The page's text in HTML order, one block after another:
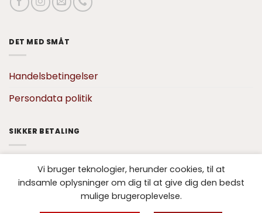
DET MED SMÅT
Handelsbetingelser
Persondata politik
SIKKER BETALING
Vi bruger teknologier, herunder cookies, til at
indsamle oplysninger om dig til at give dig den bedst
mulige brugeroplevelse.